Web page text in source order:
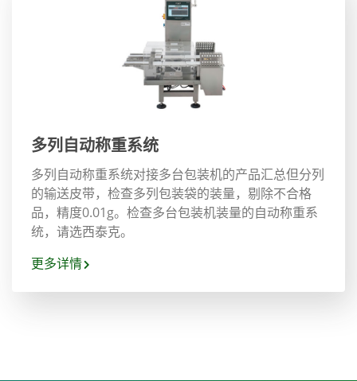
多列自动称重系统
多列自动称重系统对接多台包装机的产品汇总但分列
的输送皮带，检查多列包装袋的装量，剔除不合格
品，精度0.01g。检查多台包装机装量的自动称重系
统，请选西泰克。
更多详情